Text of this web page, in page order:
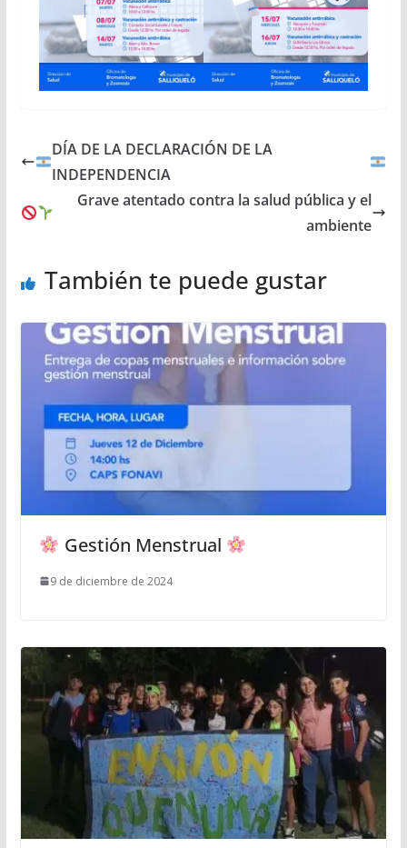
DÍA DE LA DECLARACIÓN DE LA
INDEPENDENCIA
Grave atentado contra la salud pública y el
ambiente
También te puede gustar
Gestión Menstrual
9 de diciembre de 2024